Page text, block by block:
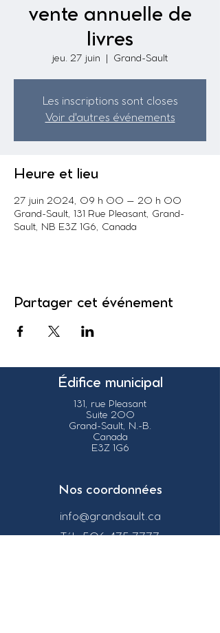
vente annuelle de
livres
jeu. 27 juin Grand-Sault
Les inscriptions sont closes
Voir d'autres événements
Heure et lieu
27 juin 2024, 09 h 00 – 20 h 00
Grand-Sault, 131 Rue Pleasant, Grand-
Sault, NB E3Z 1G6, Canada
Partager cet événement
Édifice municipal
131, rue Pleasant
Suite 200
Grand-Sault, N.-B.
Canada
E3Z 1G6
Nos coordonnées
info@grandsault.ca
Tél.:506.475.7777